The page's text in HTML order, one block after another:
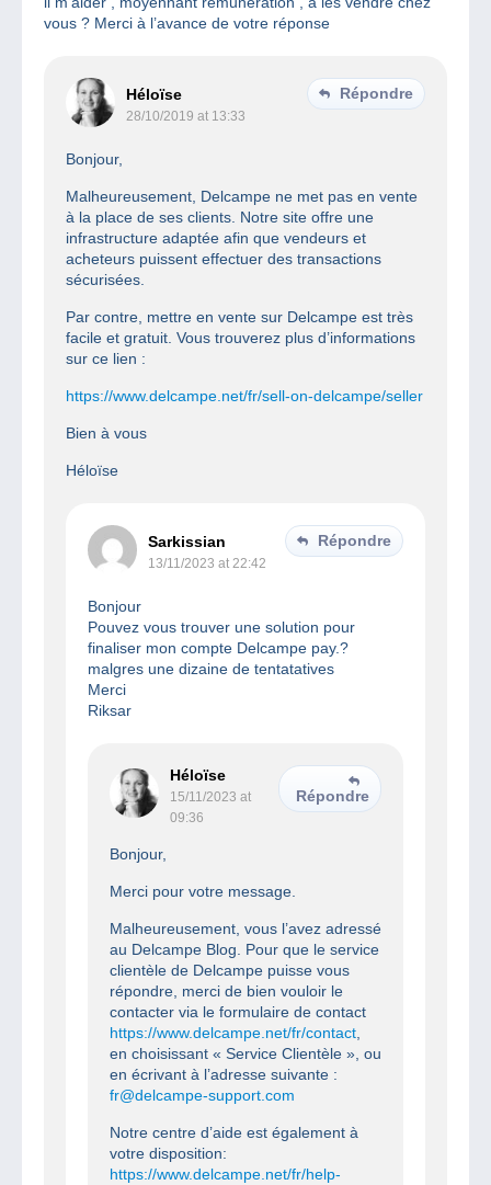
vous ? Merci à l’avance de votre réponse
Héloïse
28/10/2019 at 13:33
Répondre
Bonjour,
Malheureusement, Delcampe ne met pas en vente
à la place de ses clients. Notre site offre une
infrastructure adaptée afin que vendeurs et
acheteurs puissent effectuer des transactions
sécurisées.
Par contre, mettre en vente sur Delcampe est très
facile et gratuit. Vous trouverez plus d’informations
sur ce lien :
https://www.delcampe.net/fr/sell-on-delcampe/seller
Bien à vous
Héloïse
Sarkissian
13/11/2023 at 22:42
Répondre
Bonjour
Pouvez vous trouver une solution pour
finaliser mon compte Delcampe pay.?
malgres une dizaine de tentatatives
Merci
Riksar
Héloïse
15/11/2023 at
09:36
Répondre
Bonjour,
Merci pour votre message.
Malheureusement, vous l’avez adressé
au Delcampe Blog. Pour que le service
clientèle de Delcampe puisse vous
répondre, merci de bien vouloir le
contacter via le formulaire de contact
https://www.delcampe.net/fr/contact
en choisissant « Service Clientèle », ou
en écrivant à l’adresse suivante :
fr@delcampe-support.com
Notre centre d’aide est également à
votre disposition:
https://www.delcampe.net/fr/help-